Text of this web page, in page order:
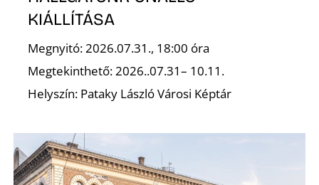
KIÁLLÍTÁSA
Megnyitó: 2026.07.31., 18:00 óra
Megtekinthető: 2026..07.31– 10.11.
Helyszín: Pataky László Városi Képtár